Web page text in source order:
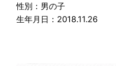
性別：男の子
生年月日：2018.11.26